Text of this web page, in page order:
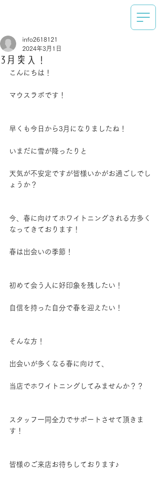
3月突入！
info2618121
2024年3月1日
こんにちは！
マウスラボです！
早くも今日から3月になりましたね！
いまだに雪が降ったりと
天気が不安定ですが皆様いかがお過ごしでし
ょうか？
今、春に向けてホワイトニングされる方多く
なってきております！
春は出会いの季節！
初めて会う人に好印象を残したい！
自信を持った自分で春を迎えたい！
そんな方！
出会いが多くなる春に向けて、
当店でホワイトニングしてみませんか？？
スタッフ一同全力でサポートさせて頂きま
す！
皆様のご来店お待ちしております♪